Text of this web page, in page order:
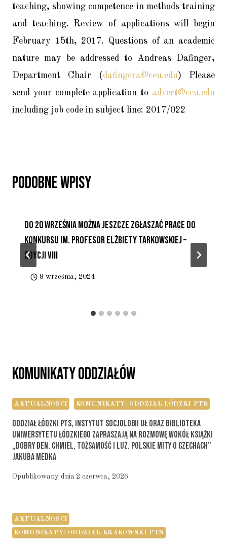
teaching, showing competence in methods training
and teaching. Review of applications will begin
February 15th, 2017. Questions of an academic
nature may be addressed to Andreas Dafinger,
Department Chair (dafingera@ceu.edu) Please
send your complete application to advert@ceu.edu
including job code in subject line: 2017/022
Podobne Wpisy
Do 20 Września Można Jeszcze Zgłaszać Prace Do
Konkursu Im. Profesor Elżbiety Tarkowskiej –
Edycji VIII
8 września, 2024
Komunikaty Oddziałów
AKTUALNOŚCI KOMUNIKATY: ODDZIAŁ ŁÓDZKI PTS
Oddział Łódzki PTS, Instytut Socjologii UŁ Oraz Biblioteka
Uniwersytetu Łódzkiego Zapraszają Na Rozmowę Wokół Książki
„Dobry Den. Chmiel, Tożsamość I Luz. Polskie Mity O Czechach”
Jakuba Medka
Opublikowany dnia 2 czerwca, 2026
AKTUALNOŚCI
KOMUNIKATY: ODDZIAŁ KRAKOWSKI PTS